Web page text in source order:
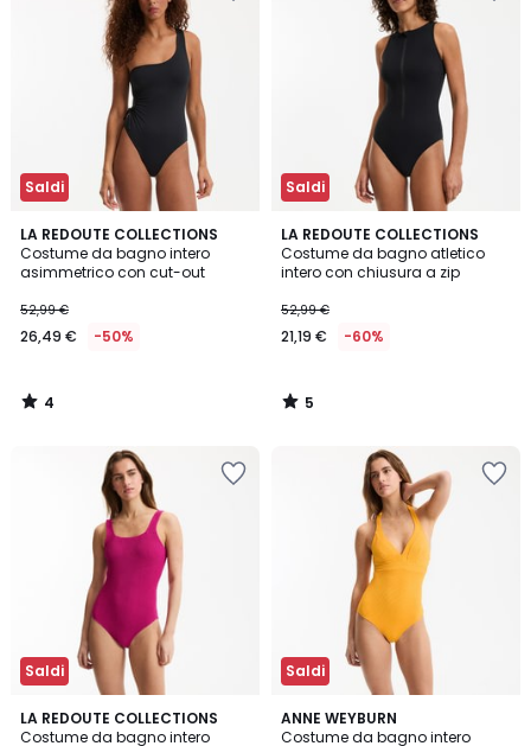
Saldi
LA REDOUTE COLLECTIONS
Costume da bagno intero
asimmetrico con cut-out
52,99 €
26,49 € -50%
4
/
5
4
/
Saldi
LA REDOUTE COLLECTIONS
Costume da bagno atletico
intero con chiusura a zip
52,99 €
21,19 € -60%
5
/
5
5
/
Saldi
LA REDOUTE COLLECTIONS
Costume da bagno intero
3,7
/ 5
2
Saldi
ANNE WEYBURN
Costume da bagno intero
4,5
/ 5
2